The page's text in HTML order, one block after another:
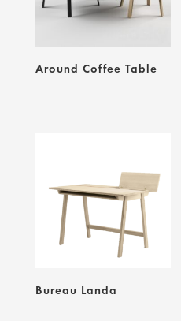
Around Coffee Table
Bureau Landa